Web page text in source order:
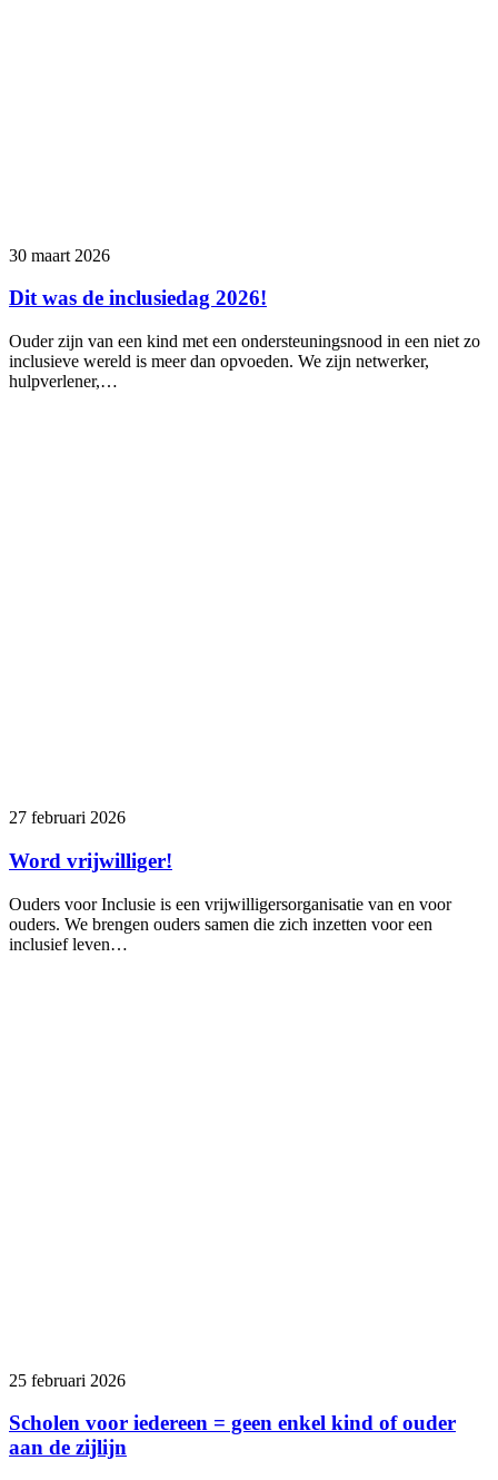
30 maart 2026
Dit was de inclusiedag 2026!
Ouder zijn van een kind met een ondersteuningsnood in een niet zo
inclusieve wereld is meer dan opvoeden. We zijn netwerker,
hulpverlener,…
27 februari 2026
Word vrijwilliger!
Ouders voor Inclusie is een vrijwilligersorganisatie van en voor
ouders. We brengen ouders samen die zich inzetten voor een
inclusief leven…
25 februari 2026
Scholen voor iedereen = geen enkel kind of ouder
aan de zijlijn